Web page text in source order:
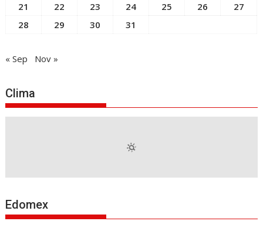
21
22 23 24 25 26
27
28
29 30 31
« Sep Nov »
Clima
Edomex